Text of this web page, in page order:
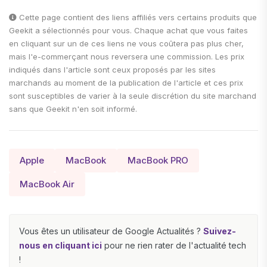
Cette page contient des liens affiliés vers certains produits que
Geekit a sélectionnés pour vous. Chaque achat que vous faites
en cliquant sur un de ces liens ne vous coûtera pas plus cher,
mais l'e-commerçant nous reversera une commission. Les prix
indiqués dans l'article sont ceux proposés par les sites
marchands au moment de la publication de l'article et ces prix
sont susceptibles de varier à la seule discrétion du site marchand
sans que Geekit n'en soit informé.
Apple MacBook MacBook PRO
MacBook Air
Vous êtes un utilisateur de Google Actualités ? Suivez-
nous en cliquant ici pour ne rien rater de l'actualité tech
!